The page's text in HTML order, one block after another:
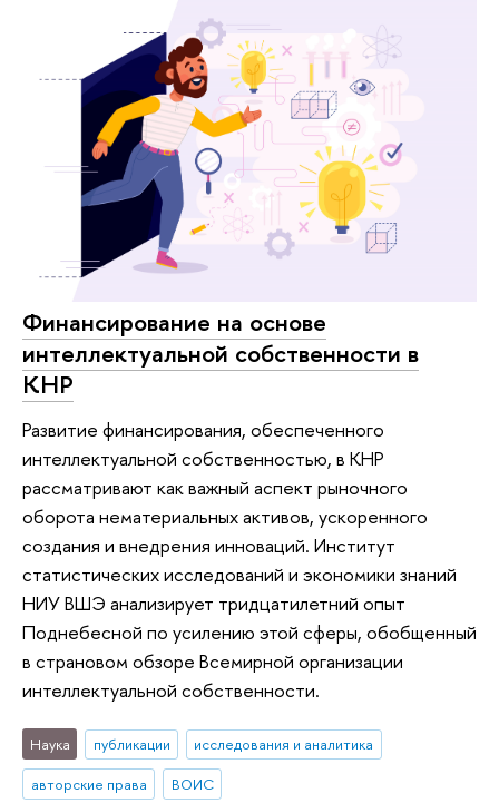
Финансирование на основе
интеллектуальной собственности в
КНР
Развитие финансирования, обеспеченного
интеллектуальной собственностью, в КНР
рассматривают как важный аспект рыночного
оборота нематериальных активов, ускоренного
создания и внедрения инноваций. Институт
статистических исследований и экономики знаний
НИУ ВШЭ анализирует тридцатилетний опыт
Поднебесной по усилению этой сферы, обобщенный
в страновом обзоре Всемирной организации
интеллектуальной собственности.
Наука публикации
исследования и аналитика
авторские права
ВОИС